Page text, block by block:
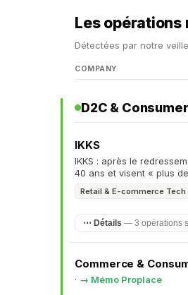
Les opérations
Détectées par notre
COMPANY
D2C &
IKKS
IKKS : après le
40 ans et visent « plus
Retail & E-commerce Tech
⋯ Détails — 3 opérations
Commerce &
· → Mémo Proplace